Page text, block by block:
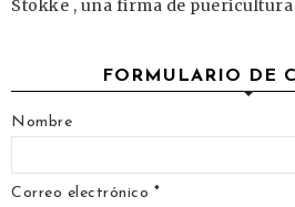
Stokke , una firma de puericultura
FORMULARIO DE
Nombre
Correo electrónico *